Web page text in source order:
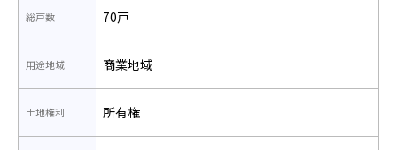
総戸数 70戸
用途地域 商業地域
土地権利 所有権